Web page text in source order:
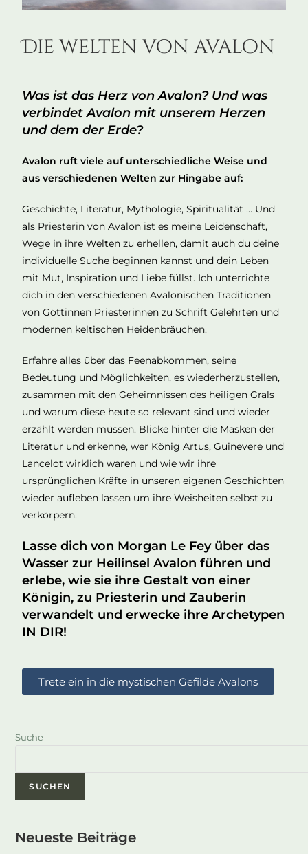
Die welten von avalon
Was ist das Herz von Avalon? Und was
verbindet Avalon mit unserem Herzen
und dem der Erde?
Avalon ruft viele auf unterschiedliche Weise und
aus verschiedenen Welten zur Hingabe auf:
Geschichte, Literatur, Mythologie, Spiritualität … Und
als Priesterin von Avalon ist es meine Leidenschaft,
Wege in ihre Welten zu erhellen, damit auch du deine
individuelle Suche beginnen kannst und dein Leben
mit Mut, Inspiration und Liebe füllst. Ich unterrichte
dich in den verschiedenen Avalonischen Traditionen
von Göttinnen Priesterinnen zu Schrift Gelehrten und
modernen keltischen Heidenbräuchen.
Erfahre alles über das Feenabkommen, seine
Bedeutung und Möglichkeiten, es wiederherzustellen,
zusammen mit den Geheimnissen des heiligen Grals
und warum diese heute so relevant sind und wieder
erzählt werden müssen. Blicke hinter die Masken der
Literatur und erkenne, wer König Artus, Guinevere und
Lancelot wirklich waren und wie wir ihre
ursprünglichen Kräfte in unseren eigenen Geschichten
wieder aufleben lassen um ihre Weisheiten selbst zu
verkörpern.
Lasse dich von Morgan Le Fey über das
Wasser zur Heilinsel Avalon führen und
erlebe, wie sie ihre Gestalt von einer
Königin, zu Priesterin und Zauberin
verwandelt und erwecke ihre Archetypen
IN DIR!
Trete ein in die mystischen Gefilde Avalons
Suche
SUCHEN
Neueste Beiträge